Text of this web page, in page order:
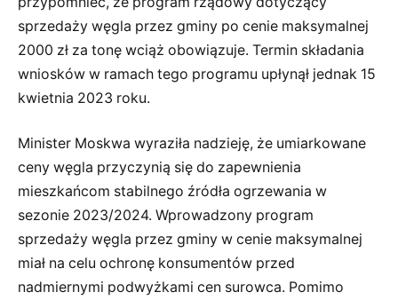
sprzedaży węgla przez gminy po cenie maksymalnej
2000 zł za tonę wciąż obowiązuje. Termin składania
wniosków w ramach tego programu upłynął jednak 15
kwietnia 2023 roku.
Minister Moskwa wyraziła nadzieję, że umiarkowane
ceny węgla przyczynią się do zapewnienia
mieszkańcom stabilnego źródła ogrzewania w
sezonie 2023/2024. Wprowadzony program
sprzedaży węgla przez gminy w cenie maksymalnej
miał na celu ochronę konsumentów przed
nadmiernymi podwyżkami cen surowca. Pomimo